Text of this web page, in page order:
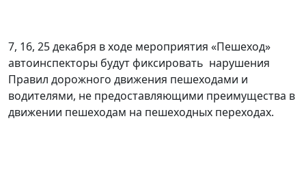
7, 16, 25 декабря в ходе мероприятия «Пешеход»
автоинспекторы будут фиксировать нарушения
Правил дорожного движения пешеходами и
водителями, не предоставляющими преимущества в
движении пешеходам на пешеходных переходах.